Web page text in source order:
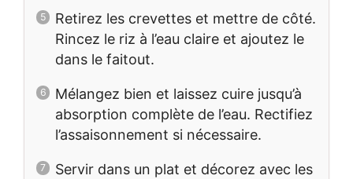
Retirez les crevettes et mettre de côté.
Rincez le riz à l’eau claire et ajoutez le
dans le faitout.
Mélangez bien et laissez cuire jusqu’à
absorption complète de l’eau. Rectifiez
l’assaisonnement si nécessaire.
Servir dans un plat et décorez avec les